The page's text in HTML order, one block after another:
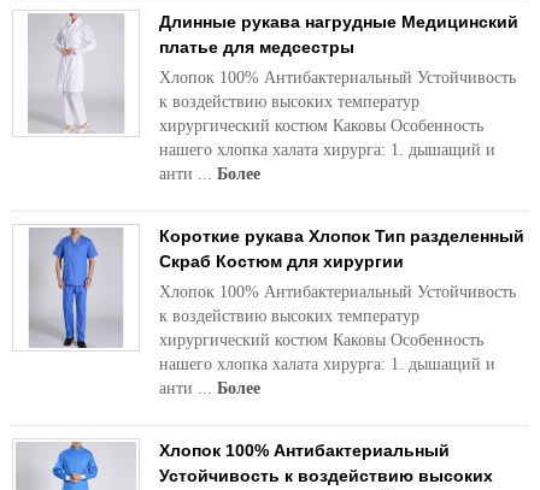
Длинные рукава нагрудные Медицинский
платье для медсестры
Хлопок 100% Антибактериальный Устойчивость
к воздействию высоких температур
хирургический костюм Каковы Особенность
нашего хлопка халата хирурга: 1. дышащий и
анти ... Более
Короткие рукава Хлопок Тип разделенный
Скраб Костюм для хирургии
Хлопок 100% Антибактериальный Устойчивость
к воздействию высоких температур
хирургический костюм Каковы Особенность
нашего хлопка халата хирурга: 1. дышащий и
анти ... Более
Хлопок 100% Антибактериальный
Устойчивость к воздействию высоких